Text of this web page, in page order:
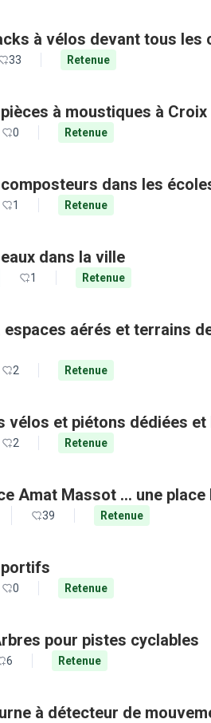
à vélos devant tous les
33 Retenue
à moustiques à Croix
0 Retenue
dans les
1 Retenue
dans la ville
1 Retenue
espaces aérés et terrains
2 Retenue
vélos et piétons dédiées
2 Retenue
Amat Massot ... une place
39 Retenue
0 Retenue
pour pistes cyclables
6 Retenue
à détecteur de